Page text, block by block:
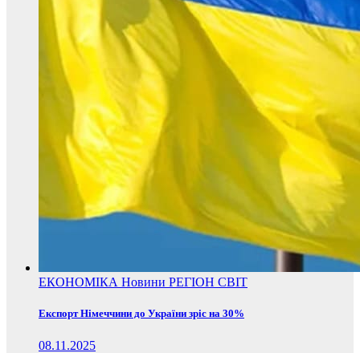
ЕКОНОМІКА Новини РЕГІОН СВІТ
Експорт Німеччини до України зріс на 30%
08.11.2025